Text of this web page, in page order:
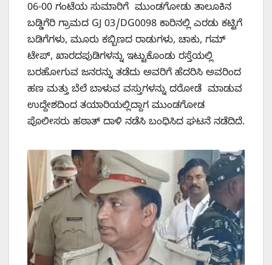
06-00 ಗಂಟೆಯ ಸುಮಾರಿಗೆ ಮುಂಡಗೋಡು ತಾಲೂಕಿನ
ಬಡ್ಡಿಗೆರಿ ಗ್ರಾಮದ GJ 03/DG0098 ಕಾರಿನಲ್ಲಿ ಎರಡು ಕಟ್ಟಿಗೆ
ಬಡಿಗೆಗಳು, ಮೂರು ಕಬ್ಬಿಣದ ರಾಡುಗಳು, ಚಾಕು, ಗಮ್
ಟೇಪ್, ಖಾರದಪುಡಿಗಳನ್ನು ಇಟ್ಟುಕೊಂಡು ರಸ್ತೆಯಲ್ಲಿ
ಬರಹೋಗುವ ಜನರನ್ನು ತಡೆದು ಅವರಿಗೆ ಹೆದರಿಸಿ ಅವರಿಂದ
ಹಣ ಮತ್ತು ಬೆಲೆ ಬಾಳುವ ವಸ್ತುಗಳನ್ನು ದರೋಡೆ ಮಾಡುವ
ಉದ್ದೇಶದಿಂದ ತಯಾರಿಯಲ್ಲಿದ್ದಾಗ ಮುಂಡಗೋಡ
ಪೊಲೀಸರು ಹಠಾತ್ ದಾಳಿ ನಡೆಸಿ ಬಂಧಿಸಿದ ಘಟನೆ ನಡೆದಿದೆ.